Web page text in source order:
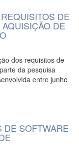
DE
DE
dos requisitos de
da pesquisa
entre junho
DE SOFTWARE